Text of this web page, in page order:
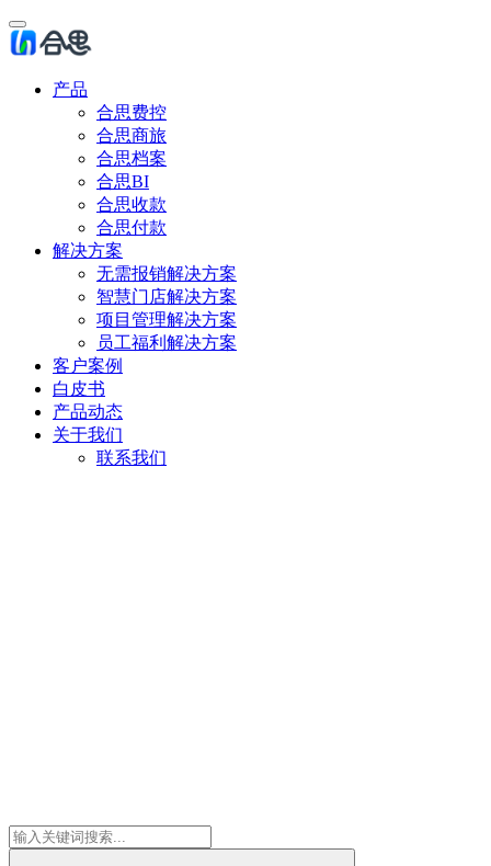
产品
合思费控
合思商旅
合思档案
合思BI
合思收款
合思付款
解决方案
无需报销解决方案
智慧门店解决方案
项目管理解决方案
员工福利解决方案
客户案例
白皮书
产品动态
关于我们
联系我们